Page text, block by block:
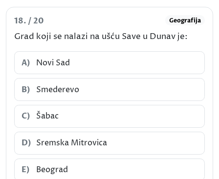
18. / 20 Geografija
Grad koji se nalazi na ušću Save u Dunav je:
A) Novi Sad
B) Smederevo
C) Šabac
D) Sremska Mitrovica
E) Beograd